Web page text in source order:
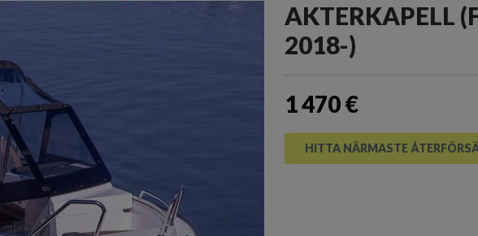
AKTERKAPELL
2018-)
1 470 €
HITTA NÄRMASTE